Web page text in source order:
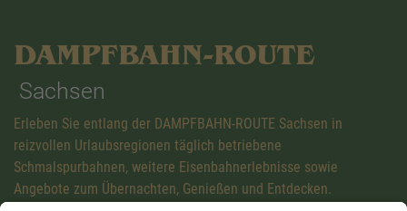
DAMPFBAHN-ROUTE
Sachsen
Erleben Sie entlang der DAMPFBAHN-ROUTE Sachsen in
reizvollen Urlaubsregionen täglich betriebene
Schmalspurbahnen, weitere Eisenbahnerlebnisse sowie
Angebote zum Übernachten, Genießen und Entdecken.